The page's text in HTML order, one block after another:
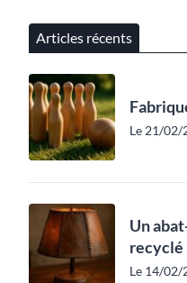
Articles récents
Le 21/02/
Un
recyclé
Le 14/02/